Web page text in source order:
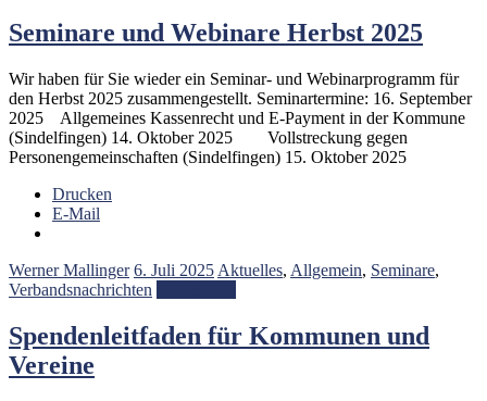
Seminare und Webinare Herbst 2025
Wir haben für Sie wieder ein Seminar- und Webinarprogramm für
den Herbst 2025 zusammengestellt. Seminartermine: 16. September
2025 Allgemeines Kassenrecht und E-Payment in der Kommune
(Sindelfingen) 14. Oktober 2025 Vollstreckung gegen
Personengemeinschaften (Sindelfingen) 15. Oktober 2025
Drucken
E-Mail
Werner Mallinger 6. Juli 2025 Aktuelles, Allgemein, Seminare,
Verbandsnachrichten
Spendenleitfaden für Kommunen und
Vereine